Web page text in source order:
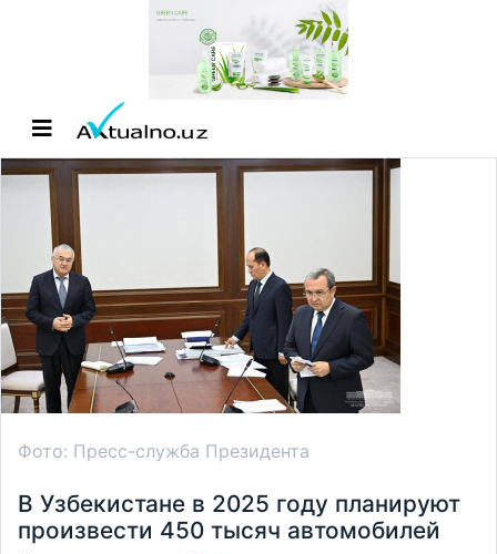
Фото: Пресс-служба Президента
В Узбекистане в 2025 году планируют
произвести 450 тысяч автомобилей